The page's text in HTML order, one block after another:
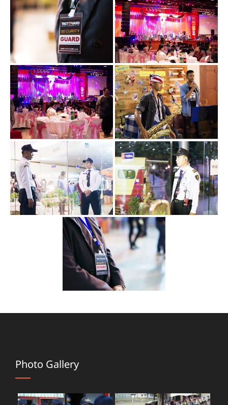
Photo Gallery